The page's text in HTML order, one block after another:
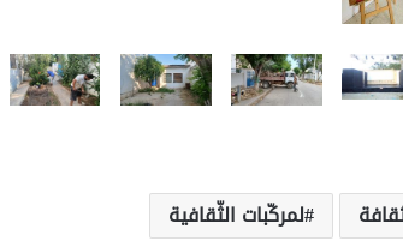
لمركّبات الثّقافية